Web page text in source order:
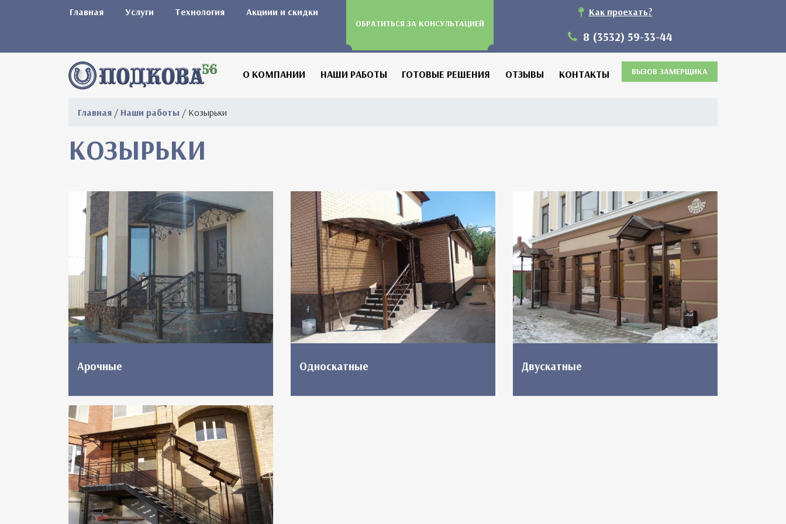
Главная Услуги Технология Акциии и скидки
ОБРАТИТЬСЯ ЗА КОНСУЛЬТАЦИЕЙ
Как проехать?
8 (3532) 59-33-44
О КОМПАНИИ НАШИ РАБОТЫ ГОТОВЫЕ РЕШЕНИЯ ОТЗЫВЫ КОНТАКТЫ ВЫЗОВ ЗАМЕРЩИКА
Главная / Наши работы / Козырьки
КОЗЫРЬКИ
Арочные Односкатные Двускатные